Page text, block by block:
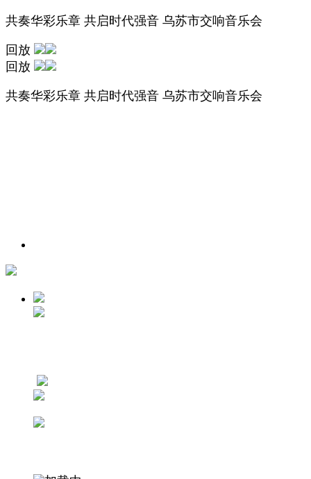
共奏华彩乐章 共启时代强音 乌苏市交响音乐会
回放
回放
共奏华彩乐章 共启时代强音 乌苏市交响音乐会